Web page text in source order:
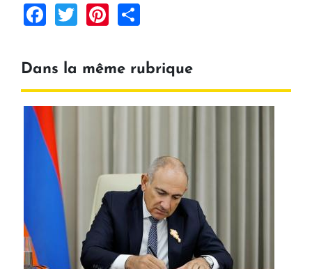
Facebook
TwitterPinterest
Dans la même rubrique